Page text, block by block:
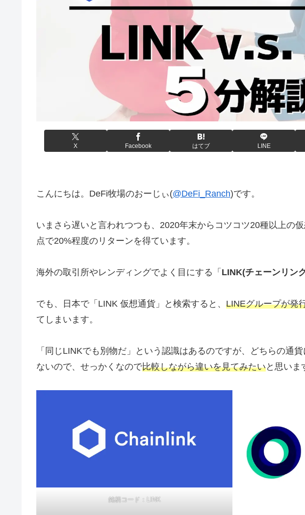
X Facebook はてブ LINE
こんにちは。DeFi牧場のおーじぃ(@DeFi_Ranch)です。
いまさら遅いと言われつつも、2020年末からコツコツ20種以上の
点で20%程度のリターンを得ています。
海外の取引所やレンディングでよく目にする「 LINK(チェーンリン
でも、日本で「LINK 仮想通貨」と検索すると、 LINEグループが発
てしまいます。
「同じLINKでも別物だ」という認識はあるのですが、どちらの通
ないので、せっかくなので比較しながら違いを見てみたいと思いま
銘柄コード：LINK